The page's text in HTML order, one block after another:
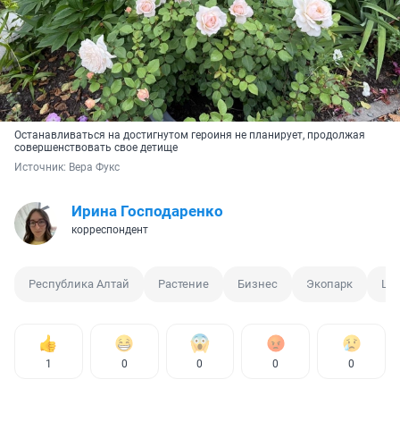
Останавливаться на достигнутом героиня не планирует, продолжая
совершенствовать свое детище
Источник: Вера Фукс
Ирина Господаренко
корреспондент
Республика Алтай Растение Бизнес Экопарк
1 0 0 0 0